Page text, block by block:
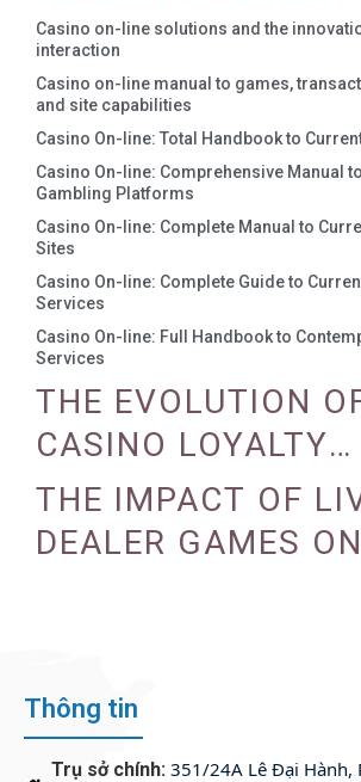
Casino on-line solutions and the
interaction
Casino on-line manual to games,
and site capabilities
Casino On-line: Total Handbook to
Casino On-line: Comprehensive Manual
Gambling Platforms
Casino On-line: Complete Manual to
Sites
Casino On-line: Complete Guide to
Services
Casino On-line: Full Handbook to
Services
THE EVOLUTION
CASINO LOYALTY
PROGRAMS
THE IMPACT OF
DEALER GAMES ON
Thông tin
Trụ sở chính: 351/24A Lê Đại Hành,